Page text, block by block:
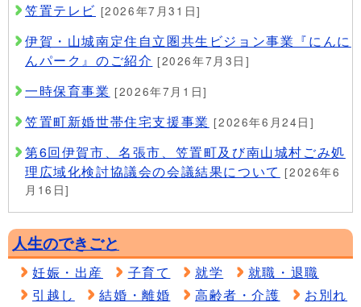
笠置テレビ [2026年7月31日]
伊賀・山城南定住自立圏共生ビジョン事業『にんに
んパーク』のご紹介 [2026年7月3日]
一時保育事業 [2026年7月1日]
笠置町新婚世帯住宅支援事業 [2026年6月24日]
第6回伊賀市、名張市、笠置町及び南山城村ごみ処
理広域化検討協議会の会議結果について [2026年6
月16日]
人生のできごと
妊娠・出産 子育て 就学
就職・退職
引越し
結婚・離婚 高齢者・介護 お別れ